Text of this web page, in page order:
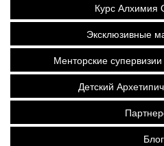
Курс Алхимия
Эксклюзивные
Менторские
Детский
Блог